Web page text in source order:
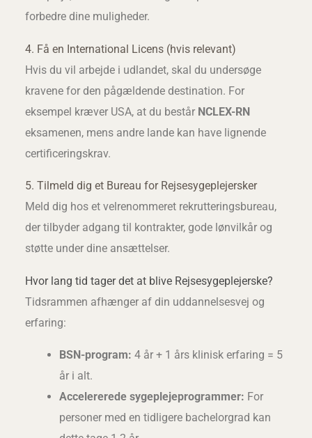
forbedre dine muligheder.
4. Få en International Licens (hvis relevant)
Hvis du vil arbejde i udlandet, skal du undersøge
kravene for den pågældende destination. For
eksempel kræver USA, at du består NCLEX-RN
eksamenen, mens andre lande kan have lignende
certificeringskrav.
5. Tilmeld dig et Bureau for Rejsesygeplejersker
Meld dig hos et velrenommeret rekrutteringsbureau,
der tilbyder adgang til kontrakter, gode lønvilkår og
støtte under dine ansættelser.
Hvor lang tid tager det at blive Rejsesygeplejerske?
Tidsrammen afhænger af din uddannelsesvej og
erfaring:
BSN-program: 4 år + 1 års klinisk erfaring = 5
år i alt.
Accelererede sygeplejeprogrammer: For
personer med en tidligere bachelorgrad kan